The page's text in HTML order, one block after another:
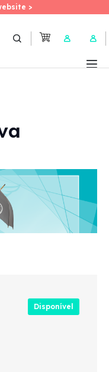
>
>
User
Disponível